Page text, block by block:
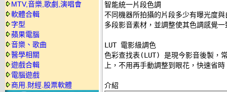
MTV,音樂,歌劇,演唱會
軟體合輯
字型
蘋果電腦
音樂、歌曲
醫學相關
遊戲合輯
電腦遊戲
商用.財經.股票軟體
智能統一片段色調
不同機器所拍攝的片段多少有曝光度
多段影音素材，並調整使其色調感覺
LUT 電影級調色
色彩查找表(LUT) 是現今影音後製，
上，不用再手動調整到眼花，快速省